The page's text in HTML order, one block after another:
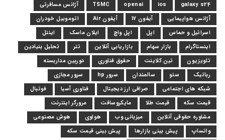
galaxy s24
ios
openai
TSMC
آژانس مسافرتی
آژانس هواپیمایی
آیفون 17 آیفون Air
اتوموبیل خودران
اسرائیل و حماس
اپل اپل واچ ایلان ماسک
اینتل
اینستاگرام
بازار سهام بازاریابی آنلاین تتر
تحلیل بنیادین
تلویزیون
تین کلاینت حقوق فناوری
دوربین مداربسته
رباتیک
سئو سالمندان سرور hp
سرور مجازی
شبکه های اجتماعی
صرافی ارز دیجیتال فناوری آسیا
فوتبال
قیمت سکه
قیمت طلا مایکروسافت
مرورگر اینترنت
مشاوره حقوقی آنلاین
میزبانی وب هواوی
هوش مصنوعی
واتساپ
پیش بینی بازارها
پیش بینی قیمت سکه